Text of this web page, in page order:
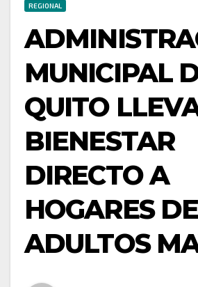
REGIONAL
MUNICIPAL
QUITO
BIENESTAR
DIRECTO A
HOGARES DE
ADULTOS